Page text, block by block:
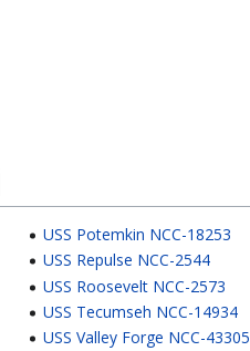
USS Potemkin NCC-18253
USS Repulse NCC-2544
USS Roosevelt NCC-2573
USS Tecumseh NCC-14934
USS Valley Forge NCC-43305